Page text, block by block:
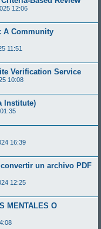
12:06
A Community
11:51
Verification Service
10:08
Institute)
16:39
un archivo PDF
12:25
MENTALES O